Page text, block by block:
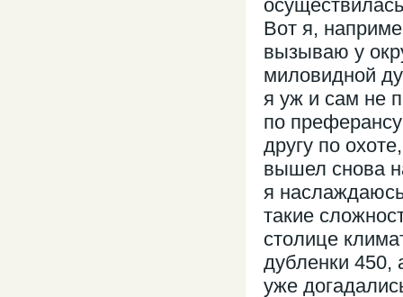
Вот я,
вызываю у
миловидной
я уж и сам не
по
другу по
вышел снова
я
такие
столице
дубленки 450,
уже